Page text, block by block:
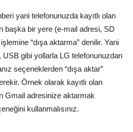
yani telefonunuzda kayıtlı olan
başka bir yere (e-mail adresi, SD
“dışa aktarma” denilir. Yani
gibi yollarla LG telefonunuzdan
seçeneklerden “dışa aktar”
Örnek olarak kayıtlı olan
Gmail adresinize aktarmak
kullanmalısınız.